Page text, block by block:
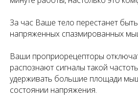
За час Ваше тело перестанет
напряженных спазмированных
Ваши проприорецепторы
распознают сигналы такой
удерживать большие площади
состоянии напряжения.